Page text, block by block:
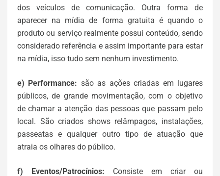
dos veículos de comunicação. Outra forma de
aparecer na mídia de forma gratuita é quando o
produto ou serviço realmente possui conteúdo, sendo
considerado referência e assim importante para estar
na mídia, isso tudo sem nenhum investimento.
e) Performance: são as ações criadas em lugares
públicos, de grande movimentação, com o objetivo
de chamar a atenção das pessoas que passam pelo
local. São criados shows relâmpagos, instalações,
passeatas e qualquer outro tipo de atuação que
atraia os olhares do público.
f) Eventos/Patrocínios: Consiste em criar ou